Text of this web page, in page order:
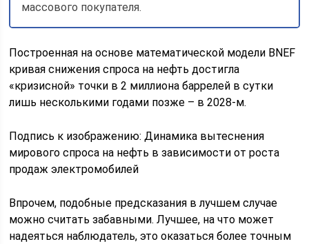
массового покупателя.
Построенная на основе математической модели BNEF
кривая снижения спроса на нефть достигла
«кризисной» точки в 2 миллиона баррелей в сутки
лишь несколькими годами позже – в 2028-м.
Подпись к изображению: Динамика вытеснения
мирового спроса на нефть в зависимости от роста
продаж электромобилей
Впрочем, подобные предсказания в лучшем случае
можно считать забавными. Лучшее, на что может
надеяться наблюдатель, это оказаться более точным